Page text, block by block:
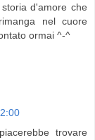
d'amore che
nel cuore
ormai ^-^
trovare